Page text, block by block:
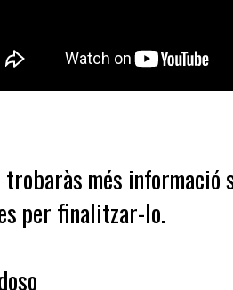
trobaràs més
per finalitzar-lo.